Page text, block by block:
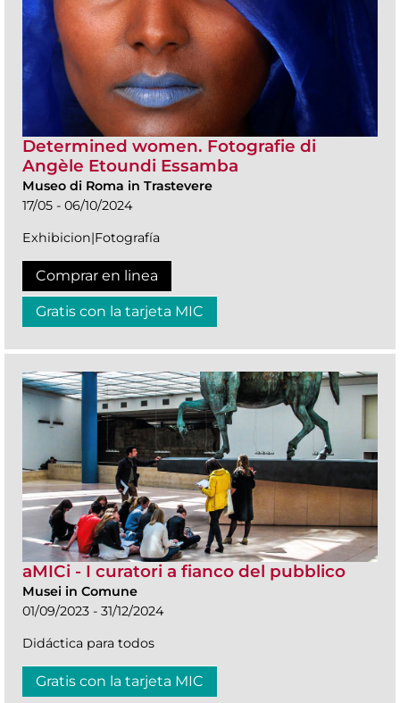
Determined women. Fotografie di
Angèle Etoundi Essamba
Museo di Roma in Trastevere
17/05 - 06/10/2024
Exhibicion|Fotografía
Comprar en linea
Gratis con la tarjeta MIC
aMICi - I curatori a fianco del pubblico
Musei in Comune
01/09/2023 - 31/12/2024
Didáctica para todos
Gratis con la tarjeta MIC